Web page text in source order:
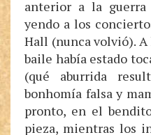
anterior a la
yendo a los
Hall (nunca volvió). A
baile había estado
(qué aburrida
bonhomía falsa y
pronto, en el
pieza, mientras los